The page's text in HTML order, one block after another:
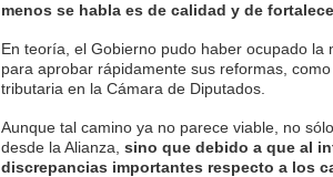
menos se habla es de calidad y de
En teoría, el Gobierno pudo haber ocupado
para aprobar rápidamente sus reformas,
tributaria en la Cámara de Diputados.
Aunque tal camino ya no parece viable, no
desde la Alianza, sino que debido a que al
discrepancias importantes respecto a los